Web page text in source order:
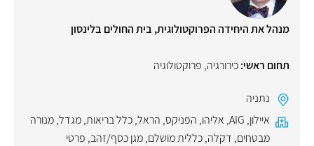
מנהל את היחידה הפרוקטולוגית, בית החולים בלינסון
תחום ראשי:כירורגיה, פרוקטולוגיה
נתניה
איילון,
AIG
, אליהו, הפניקס, הראל,כלל בריאות,מגדל,מנורה
מבטחים, דקלה,כללית מושלם,מגן כסף/זהב, פרטי